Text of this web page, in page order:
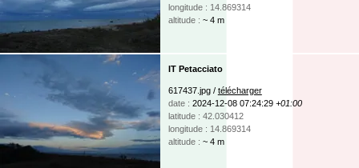
longitude : 14.869314
altitude : ~ 4 m
IT Petacciato
617437.jpg / télécharger
date : 2024-12-08 07:24:29 +01:00
latitude : 42.030412
longitude : 14.869314
altitude : ~ 4 m